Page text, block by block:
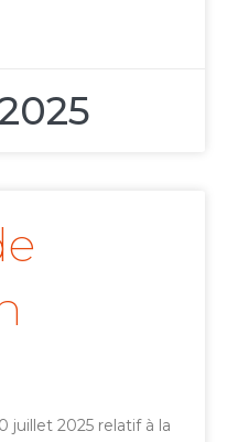
juillet 2025 relatif à la